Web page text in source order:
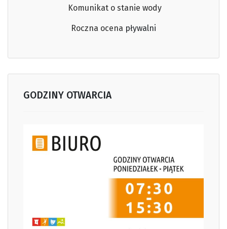
Komunikat o stanie wody
Roczna ocena pływalni
GODZINY OTWARCIA